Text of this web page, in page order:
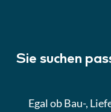
Sie suchen
Egal ob Bau-,